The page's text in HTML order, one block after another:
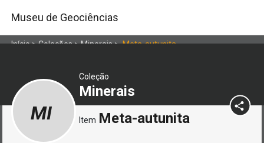
Museu de Geociências
Início>Coleções>Minerais>Meta-autunita
Coleção
Minerais
MI Item Meta-autunita